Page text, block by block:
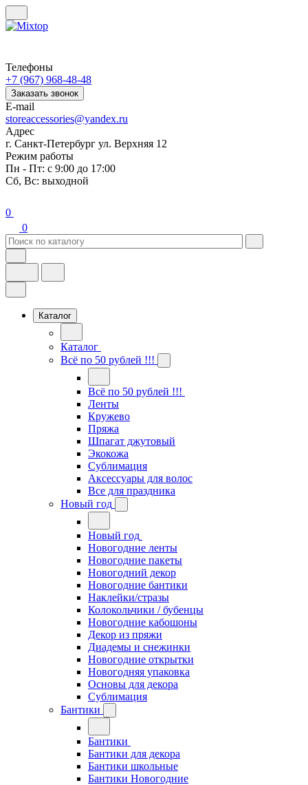
Телефоны
+7 (967) 968-48-48
Заказать звонок
E-mail
storeaccessories@yandex.ru
Адрес
г. Санкт-Петербург ул. Верхняя 12
Режим работы
Пн - Пт: с 9:00 до 17:00
Сб, Вс: выходной
0
0
Каталог
Каталог
Всё по 50 рублей !!!
Всё по 50 рублей !!!
Ленты
Кружево
Пряжа
Шпагат джутовый
Экокожа
Сублимация
Аксессуары для волос
Все для праздника
Новый год
Новый год
Новогодние ленты
Новогодние пакеты
Новогодний декор
Новогодние бантики
Наклейки/стразы
Колокольчики / бубенцы
Новогодние кабошоны
Декор из пряжи
Диадемы и снежинки
Новогодние открытки
Новогодняя упаковка
Основы для декора
Сублимация
Бантики
Бантики
Бантики для декора
Бантики школьные
Бантики Новогодние